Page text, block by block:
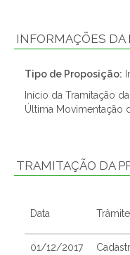
INFORMAÇÕES DA
Tipo de Proposição:
Início da Tramitação
Última Movimentação
TRAMITAÇÃO DA
Data Trâmite
01/12/2017